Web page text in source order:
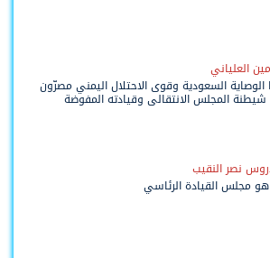
العلياني
الوصاية السعودية وقوى الاحتلال اليمني مصرّون
المجلس الانتقالي وقيادته المفوضة
الشعبية؟
نصر النقيب
مجلس القيادة الرئاسي